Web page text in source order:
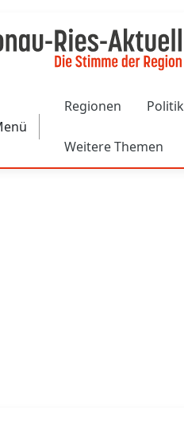
Regionen Politik
Weitere Themen